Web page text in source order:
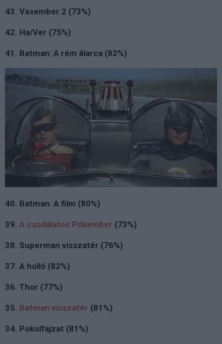
43. Vasember 2 (73%)
42. Ha/Ver (75%)
41. Batman: A rém álarca (82%)
40. Batman: A film (80%)
39. A csodálatos Pókember (73%)
38. Superman visszatér (76%)
37. A holló (82%)
36. Thor (77%)
35. Batman visszatér (81%)
34. Pokolfajzat (81%)